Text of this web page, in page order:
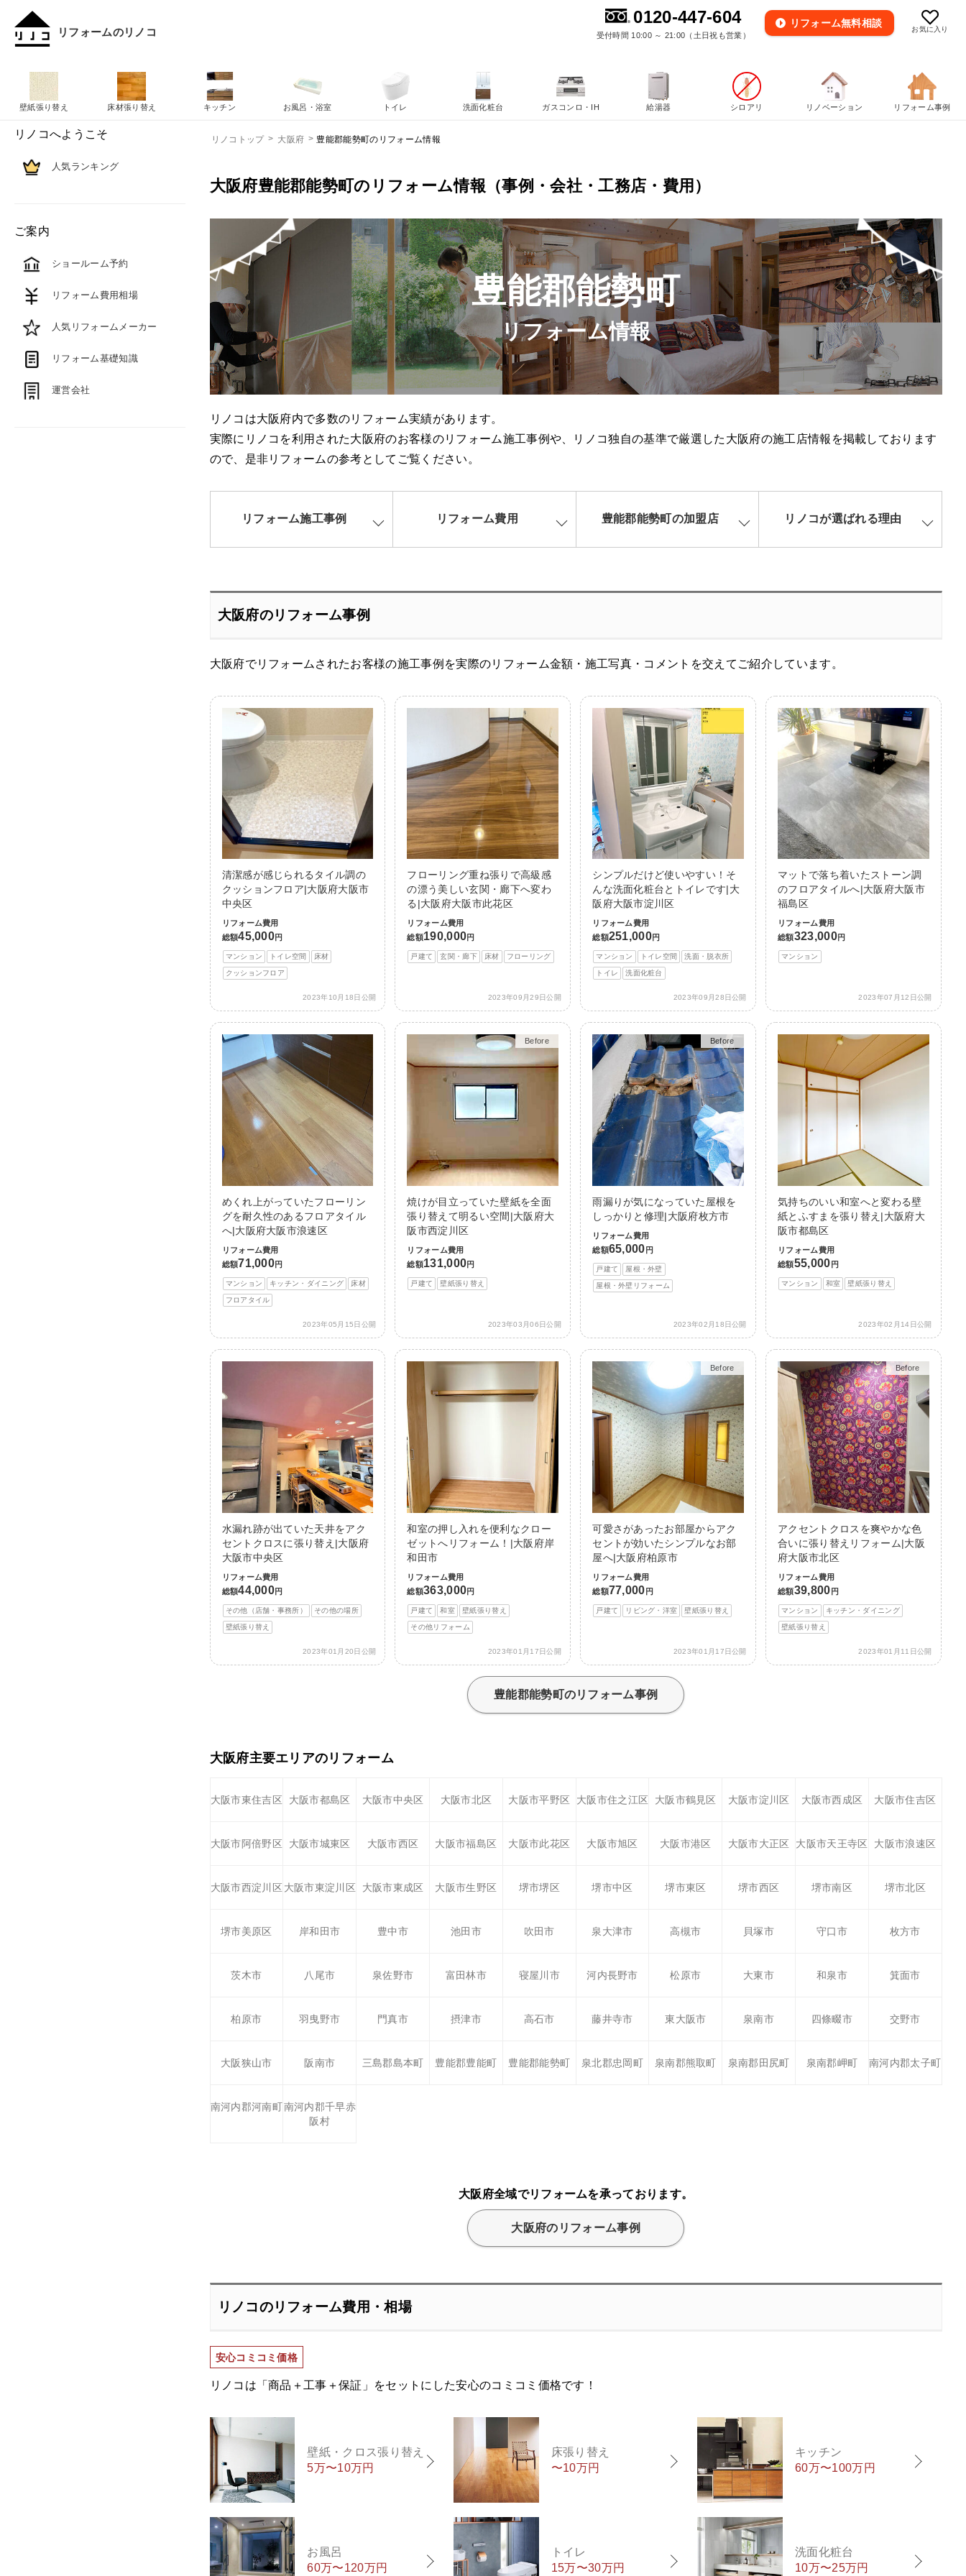
リフォームのリノコ お気に入り
0120-447-604
受付時間 10:00 ～ 21:00（土日祝も営業）
リフォーム無料相談
リノコトップ 大阪府 豊能郡能勢町のリフォーム情報
大阪府豊能郡能勢町のリフォーム情報（事例・会社・工務店・費用）
豊能郡能勢町
リフォーム情報
リノコは大阪府内で多数のリフォーム実績があります。
実際にリノコを利用された大阪府のお客様のリフォーム施工事例や、リノコ独自の基準で厳選した大阪府の施工店情報を掲載しております
ので、是非リフォームの参考としてご覧ください。
リフォーム施工事例 リフォーム費用 豊能郡能勢町の加盟店 リノコが選ばれる理由
大阪府のリフォーム事例
大阪府でリフォームされたお客様の施工事例を実際のリフォーム金額・施工写真・コメントを交えてご紹介しています。
清潔感が感じられるタイル調の
クッションフロア|大阪府大阪市
中央区
リフォーム費用
総額45,000円
マンション トイレ空間 床材
クッションフロア
2023年10月18日公開
フローリング重ね張りで高級感
の漂う美しい玄関・廊下へ変わ
る|大阪府大阪市此花区
リフォーム費用
総額190,000円
戸建て 玄関・廊下 床材 フローリング
2023年09月29日公開
シンプルだけど使いやすい！そ
んな洗面化粧台とトイレです|大
阪府大阪市淀川区
リフォーム費用
総額251,000円
マンション トイレ空間 洗面・脱衣所
トイレ 洗面化粧台
2023年09月28日公開
マットで落ち着いたストーン調
のフロアタイルへ|大阪府大阪市
福島区
リフォーム費用
総額323,000円
マンション
2023年07月12日公開
めくれ上がっていたフローリン
グを耐久性のあるフロアタイル
へ|大阪府大阪市浪速区
リフォーム費用
総額71,000円
マンション キッチン・ダイニング 床材
フロアタイル
2023年05月15日公開
Before
After
焼けが目立っていた壁紙を全面
張り替えて明るい空間|大阪府大
阪市西淀川区
リフォーム費用
総額131,000円
戸建て 壁紙張り替え
2023年03月06日公開
Before
After
雨漏りが気になっていた屋根を
しっかりと修理|大阪府枚方市
リフォーム費用
総額65,000 円
戸建て 屋根・外壁
屋根・外壁リフォーム
2023年02月18日公開
気持ちのいい和室へと変わる壁
紙とふすまを張り替え|大阪府大
阪市都島区
リフォーム費用
総額55,000 円
マンション 和室 壁紙張り替え
2023年02月14日公開
水漏れ跡が出ていた天井をアク
セントクロスに張り替え|大阪府
大阪市中央区
リフォーム費用
総額44,000円
その他（店舗・事務所） その他の場所
壁紙張り替え
2023年01月20日公開
和室の押し入れを便利なクロー
ゼットへリフォーム！|大阪府岸
和田市
リフォーム費用
総額363,000円
戸建て 和室 壁紙張り替え
その他リフォーム
2023年01月17日公開
Before
After
可愛さがあったお部屋からアク
セントが効いたシンプルなお部
屋へ|大阪府柏原市
リフォーム費用
総額77,000 円
戸建て リビング・洋室 壁紙張り替え
2023年01月17日公開
Before
After
アクセントクロスを爽やかな色
合いに張り替えリフォーム|大阪
府大阪市北区
リフォーム費用
総額39,800 円
マンション キッチン・ダイニング
壁紙張り替え
2023年01月11日公開
豊能郡能勢町のリフォーム事例
大阪府主要エリアのリフォーム
大阪市東住吉区 大阪市都島区 大阪市中央区 大阪市北区 大阪市平野区 大阪市住之江区 大阪市鶴見区 大阪市淀川区 大阪市西成区 大阪市住吉区
大阪市阿倍野区 大阪市城東区 大阪市西区 大阪市福島区 大阪市此花区 大阪市旭区 大阪市港区 大阪市大正区 大阪市天王寺区 大阪市浪速区
大阪市西淀川区 大阪市東淀川区 大阪市東成区 大阪市生野区 堺市堺区 堺市中区 堺市東区 堺市西区 堺市南区 堺市北区
堺市美原区 岸和田市 豊中市 池田市 吹田市 泉大津市 高槻市 貝塚市 守口市 枚方市
茨木市 八尾市 泉佐野市 富田林市 寝屋川市 河内長野市 松原市 大東市 和泉市 箕面市
柏原市 羽曳野市 門真市 摂津市 高石市 藤井寺市 東大阪市 泉南市 四條畷市 交野市
大阪狭山市 阪南市 三島郡島本町 豊能郡豊能町 豊能郡能勢町 泉北郡忠岡町 泉南郡熊取町 泉南郡田尻町 泉南郡岬町 南河内郡太子町
南河内郡河南町南河内郡千早赤
阪村
大阪府全域でリフォームを承っております。
大阪府のリフォーム事例
リノコのリフォーム費用・相場
安心コミコミ価格
リノコは「商品＋工事＋保証」をセットにした安心のコミコミ価格です！
壁紙・クロス張り替え
5万〜10万円
床張り替え
〜10万円
キッチン
60万〜100万円
お風呂
60万〜120万円
トイレ
15万〜30万円
洗面化粧台
10万〜25万円
壁紙張り替え 床材張り替え キッチン お風呂・浴室 トイレ 洗面化粧台 ガスコンロ・IH 給湯器 シロアリ リノベーション リフォーム事例
リノコへようこそ
人気ランキング
ご案内
ショールーム予約
リフォーム費用相場
人気リフォームメーカー
リフォーム基礎知識
運営会社